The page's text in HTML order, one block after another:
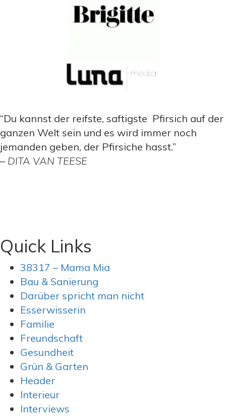
“Du kannst der reifste, saftigste Pfirsich auf der
ganzen Welt sein und es wird immer noch
jemanden geben, der Pfirsiche hasst.”
– DITA VAN TEESE
Quick Links
38317 – Mama Mia
Bau & Sanierung
Darüber spricht man nicht
Esserwisserin
Familie
Freundschaft
Gesundheit
Grün & Garten
Header
Interieur
Interviews